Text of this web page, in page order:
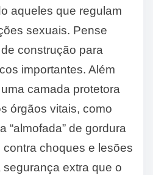
aqueles que regulam
sexuais. Pense
construção para
importantes. Além
camada protetora
órgãos vitais, como
“almofada” de gordura
choques e lesões
extra que o